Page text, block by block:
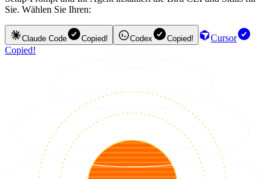
Sie. Wählen Sie Ihren:
Claude Code Copied! Codex Copied!
Cursor
Copied!